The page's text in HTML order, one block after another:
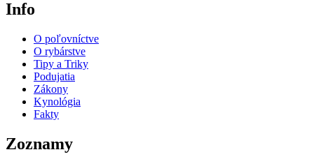
Info
O poľovníctve
O rybárstve
Tipy a Triky
Podujatia
Zákony
Kynológia
Fakty
Zoznamy